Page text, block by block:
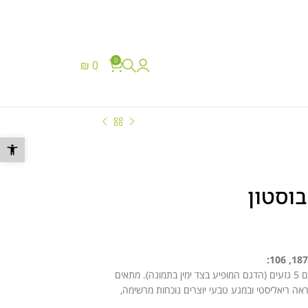
0
₪ 0
עציץ דקל הוואי בגובה 150 ס”מ, קוטר 100 ס”מ, עם 5 גזעים (הדגם המופיע בצד ימין בתמונה). מתאים
ריאליסטי ובמגע טבעי יוצרים נוכחות מרשימה,
פתח